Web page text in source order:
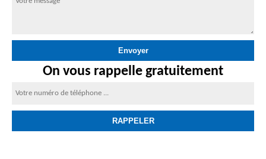
On vous rappelle gratuitement